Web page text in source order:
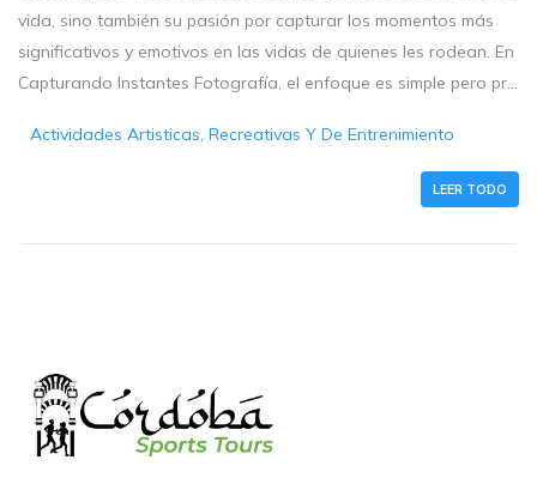
vida, sino también su pasión por capturar los momentos más
significativos y emotivos en las vidas de quienes les rodean. En
Capturando Instantes Fotografía, el enfoque es simple pero pr...
Actividades Artisticas, Recreativas Y De Entrenimiento
LEER TODO